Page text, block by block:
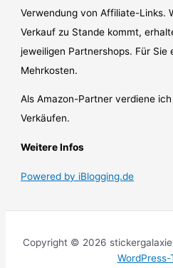
Verwendung von Affiliate-Links.
Verkauf zu Stande kommt,
jeweiligen Partnershops. Für Sie
Mehrkosten.
Als Amazon-Partner verdiene
Verkäufen.
Weitere Infos
Powered by iBlogging.de
Copyright © 2026
WordPress-